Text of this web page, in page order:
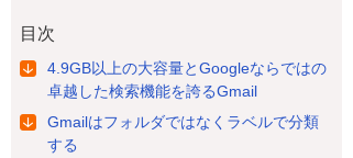
目次
4.9GB以上の大容量とGoogleならではの
卓越した検索機能を誇るGmail
Gmailはフォルダではなくラベルで分類
する